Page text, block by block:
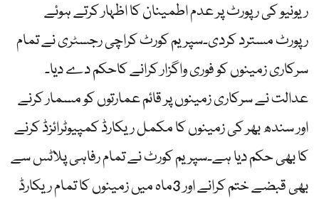
ریونیو کی رپورٹ پر عدم اطمینان کا اظہار کرتے ہوئے
رپورٹ مسترد کردی۔سپریم کورٹ کراچی رجسٹری نے تمام
سرکاری زمینوں کو فوری واگزار کرانے کاحکم دے دیا۔
عدالت نے سرکاری زمینوں پر قائم عمارتوں کو مسمار کرنے
اور سندھ بھر کی زمینوں کا مکمل ریکارڈ کمپیوٹرائزڈ کرنے
کا بھی حکم دیا ہے۔سپریم کورٹ نے تمام رفاہی پلاٹس سے
بھی قبضے ختم کرانے اور 3ماہ میں زمینوں کا تمام ریکارڈ